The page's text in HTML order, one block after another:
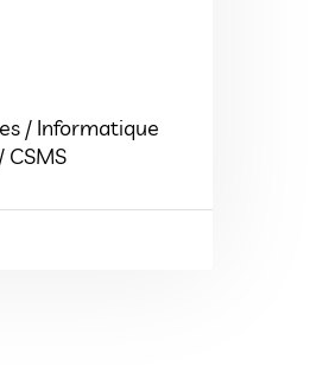
/ Informatique
CSMS